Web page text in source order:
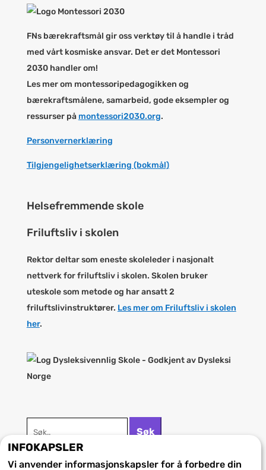
INFOKAPSLER
Vi anvender informasjonskapsler for å forbedre din
FNs bærekraftsmål gir oss verktøy til å handle i tråd
med vårt kosmiske ansvar. Det er det Montessori
2030 handler om!
Les mer om montessoripedagogikken og
bærekraftsmålene, samarbeid, gode eksempler og
ressurser på montessori2030.org.
Personvernerklæring
Tilgjengelighetserklæring (bokmål)
Helsefremmende skole
Friluftsliv i skolen
Rektor deltar som eneste skoleleder i nasjonalt
nettverk for friluftsliv i skolen. Skolen bruker
uteskole som metode og har ansatt 2
friluftslivinstruktører. Les mer om Friluftsliv i skolen
her.